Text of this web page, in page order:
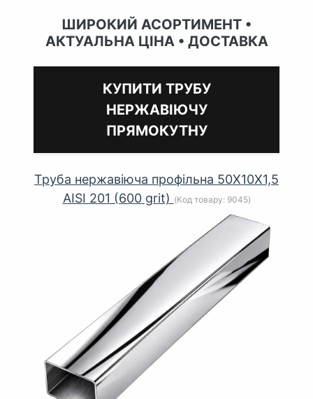
ШИРОКИЙ АСОРТИМЕНТ •
АКТУАЛЬНА ЦІНА • ДОСТАВКА
КУПИТИ ТРУБУ
НЕРЖАВІЮЧУ
ПРЯМОКУТНУ
Труба нержавіюча профільна 50Х10Х1,5
AISI 201 (600 grit) (Код товару: 9045)